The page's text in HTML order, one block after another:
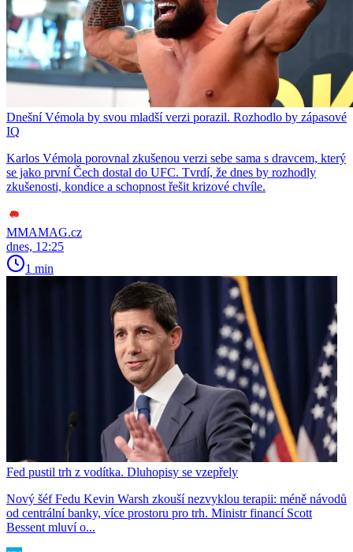
Dnešní Vémola by svou mladší verzi porazil. Rozhodlo by zápasové
IQ
Karlos Vémola porovnal zkušenou verzi sebe sama s dravcem, který
se jako první Čech dostal do UFC. Tvrdí, že dnes by rozhodly
zkušenosti, kondice a schopnost řešit krizové chvíle.
MMAMAG.cz
dnes, 12:25
1 min
Fed pustil trh z vodítka. Dluhopisy se vzepřely
Nový šéf Fedu Kevin Warsh zkouší nezvyklou terapii: méně návodů
od centrální banky, více prostoru pro trh. Ministr financí Scott
Bessent mluví o...